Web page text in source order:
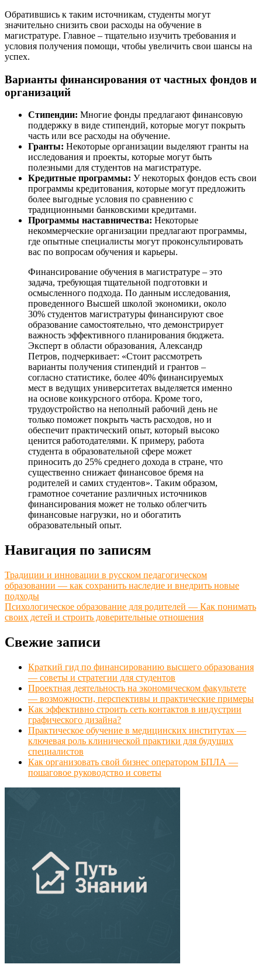
Обратившись к таким источникам, студенты могут
значительно снизить свои расходы на обучение в
магистратуре. Главное – тщательно изучить требования и
условия получения помощи, чтобы увеличить свои шансы на
успех.
Варианты финансирования от частных фондов и
организаций
Стипендии: Многие фонды предлагают финансовую
поддержку в виде стипендий, которые могут покрыть
часть или все расходы на обучение.
Гранты: Некоторые организации выделяют гранты на
исследования и проекты, которые могут быть
полезными для студентов на магистратуре.
Кредитные программы: У некоторых фондов есть свои
программы кредитования, которые могут предложить
более выгодные условия по сравнению с
традиционными банковскими кредитами.
Программы наставничества: Некоторые
некоммерческие организации предлагают программы,
где опытные специалисты могут проконсультировать
вас по вопросам обучения и карьеры.
Финансирование обучения в магистратуре – это
задача, требующая тщательной подготовки и
осмысленного подхода. По данным исследования,
проведенного Высшей школой экономики, около
30% студентов магистратуры финансируют свое
образование самостоятельно, что демонстрирует
важность эффективного планирования бюджета.
Эксперт в области образования, Александр
Петров, подчеркивает: «Стоит рассмотреть
варианты получения стипендий и грантов –
согласно статистике, более 40% финансируемых
мест в ведущих университетах выделяется именно
на основе конкурсного отбора. Кроме того,
трудоустройство на неполный рабочий день не
только поможет покрыть часть расходов, но и
обеспечит практический опыт, который высоко
ценится работодателями. К примеру, работа
студента в образовательной сфере может
приносить до 25% среднего дохода в стране, что
существенно снижает финансовое бремя на
родителей и самих студентов». Таким образом,
грамотное сочетание различных источников
финансирования может не только облегчить
финансовые нагрузки, но и обогатить
образовательный опыт.
Навигация по записям
Традиции и инновации в русском педагогическом
образовании — как сохранить наследие и внедрить новые
подходы
Психологическое образование для родителей — Как понимать
своих детей и строить доверительные отношения
Свежие записи
Краткий гид по финансированию высшего образования
— советы и стратегии для студентов
Проектная деятельность на экономическом факультете
— возможности, перспективы и практические примеры
Как эффективно строить сеть контактов в индустрии
графического дизайна?
Практическое обучение в медицинских институтах —
ключевая роль клинической практики для будущих
специалистов
Как организовать свой бизнес оператором БПЛА —
пошаговое руководство и советы